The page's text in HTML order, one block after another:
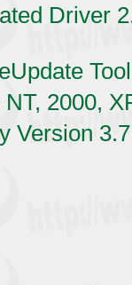
Driver
2000,
Version